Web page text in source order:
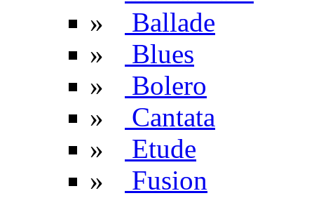
»
Ballade
»
Blues
»
Bolero
»
Cantata
»
Etude
»
Fusion